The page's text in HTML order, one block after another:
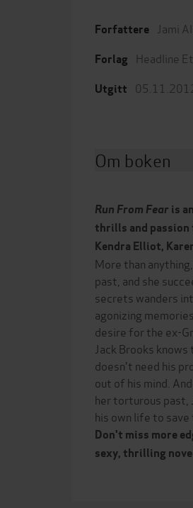
Forfattere Jami
Forlag Headline
Utgitt
Om boken
Run From Fear is
thrills and
Kendra Elliot,
More than
past, and she
secrets wanders
agonizing
desire for the ex-
Jack Brooks
doesn't need his
out of his mind.
her torturous past,
his own life to save
Don't miss more
sexy, thrilling